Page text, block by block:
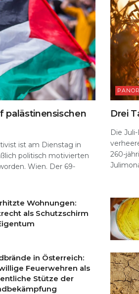
palästinensischen
ist am Dienstag in
politisch motivierten
Wien. Der 69-
Drei
Die
260-
Wohnungen:
als Schutzschirm
in Österreich:
Feuerwehren als
Stütze der